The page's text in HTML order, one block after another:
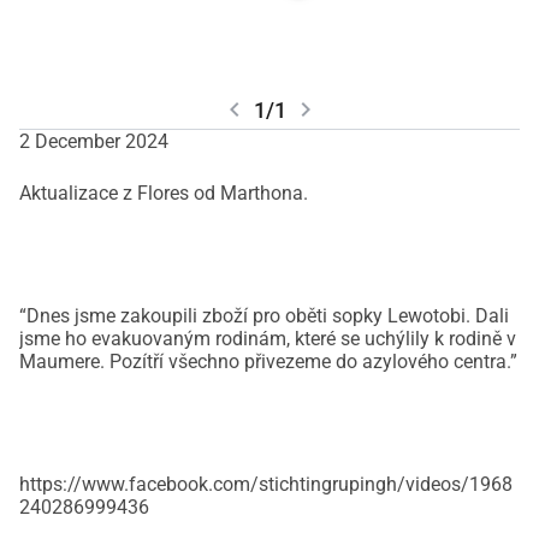
chevron_left 1/1 chevron_right
2 December 2024
Aktualizace z Flores od Marthona.
“Dnes jsme zakoupili zboží pro oběti sopky Lewotobi. Dali
jsme ho evakuovaným rodinám, které se uchýlily k rodině v
Maumere. Pozítří všechno přivezeme do azylového centra.”
https://www.facebook.com/stichtingrupingh/videos/1968
240286999436